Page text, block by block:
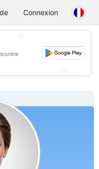
Connexion